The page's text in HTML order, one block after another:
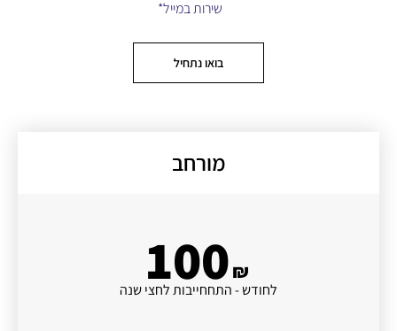
שירות במייל*
בואו נתחיל
מורחב
₪
100
לחודש - התחחייבות לחצי שנה